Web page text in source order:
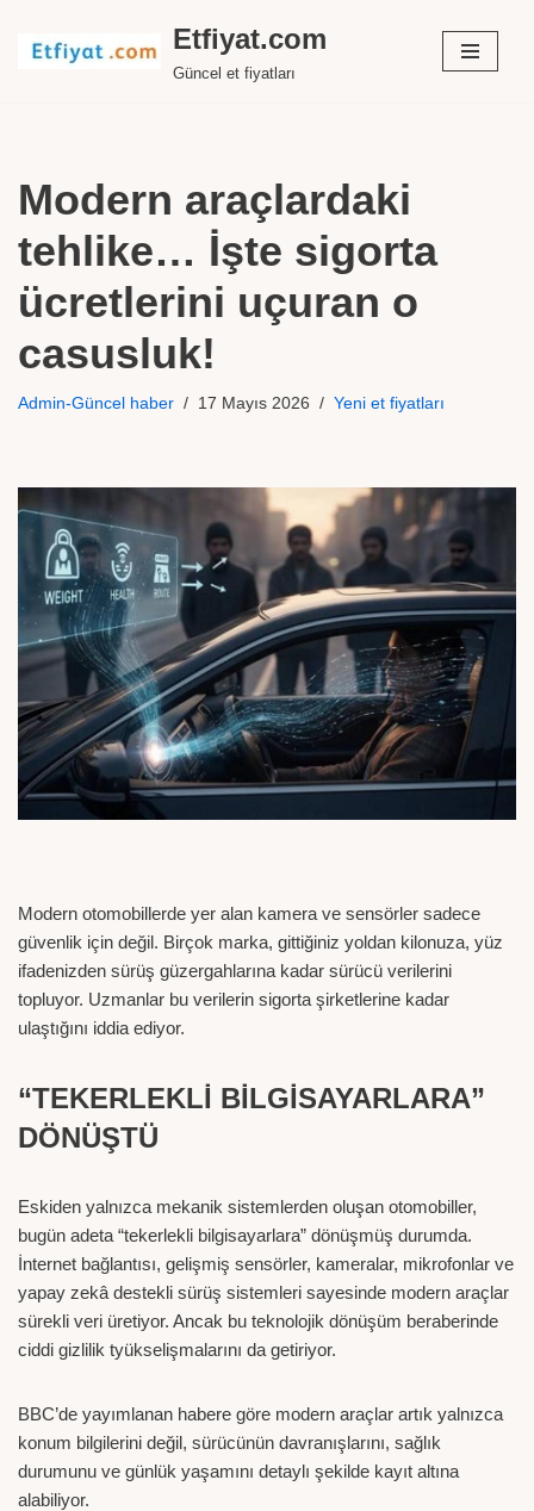
İçeriğe
Etfiyat.com
Güncel et fiyatları
Modern araçlardaki
tehlike… İşte sigorta
ücretlerini uçuran o
casusluk!
Admin-Güncel haber 17 Mayıs 2026 Yeni et fiyatları
Modern otomobillerde yer alan kamera ve sensörler sadece
güvenlik için değil. Birçok marka, gittiğiniz yoldan kilonuza, yüz
ifadenizden sürüş güzergahlarına kadar sürücü verilerini
topluyor. Uzmanlar bu verilerin sigorta şirketlerine kadar
ulaştığını iddia ediyor.
“TEKERLEKLİ BİLGİSAYARLARA”
DÖNÜŞTÜ
Eskiden yalnızca mekanik sistemlerden oluşan otomobiller,
bugün adeta “tekerlekli bilgisayarlara” dönüşmüş durumda.
İnternet bağlantısı, gelişmiş sensörler, kameralar, mikrofonlar ve
yapay zekâ destekli sürüş sistemleri sayesinde modern araçlar
sürekli veri üretiyor. Ancak bu teknolojik dönüşüm beraberinde
ciddi gizlilik tyükselişmalarını da getiriyor.
BBC’de yayımlanan habere göre modern araçlar artık yalnızca
konum bilgilerini değil, sürücünün davranışlarını, sağlık
durumunu ve günlük yaşamını detaylı şekilde kayıt altına
alabiliyor.